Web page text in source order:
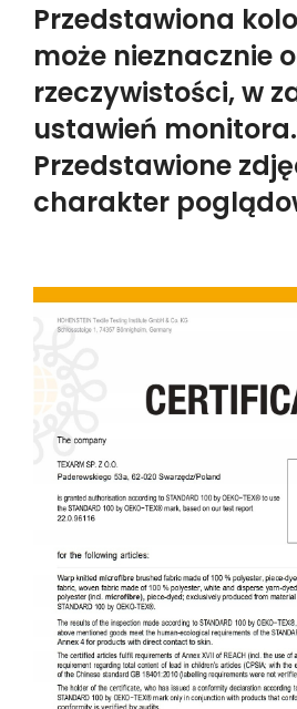
Przedstawiona
może nieznacznie
rzeczywistości, w
ustawień monitora.
Przedstawione
charakter